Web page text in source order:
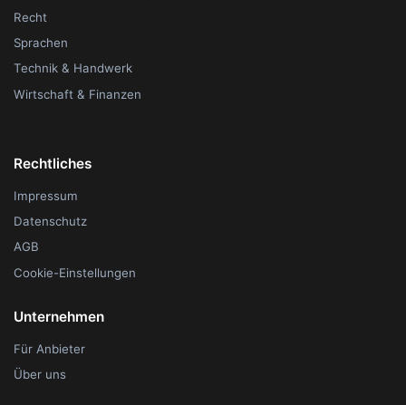
Recht
Sprachen
Technik & Handwerk
Wirtschaft & Finanzen
Rechtliches
Impressum
Datenschutz
AGB
Cookie-Einstellungen
Unternehmen
Für Anbieter
Über uns